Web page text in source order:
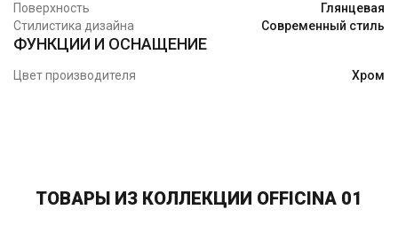
Поверхность
Глянцевая
Стилистика дизайна
Современный стиль
ФУНКЦИИ И ОСНАЩЕНИЕ
Цвет производителя Хром
ТОВАРЫ ИЗ КОЛЛЕКЦИИ OFFICINA 01